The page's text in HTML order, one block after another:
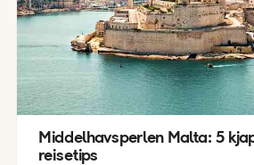
Middelhavsperlen Malta: 5
reisetips